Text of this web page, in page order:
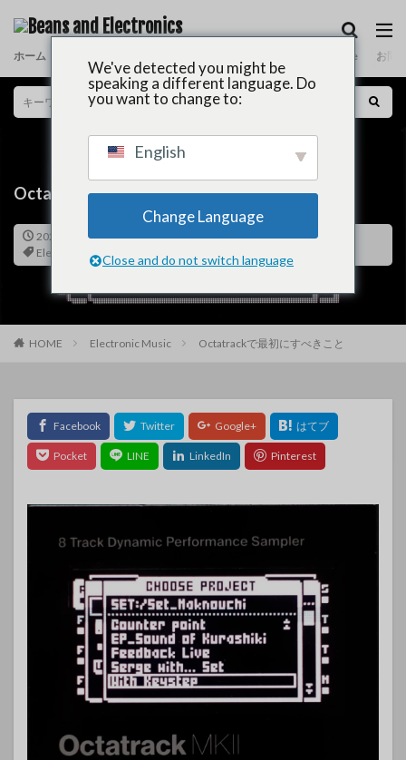
ホーム Release お問
Octatrackで最初にすべきこと
2023-10-01 2023-10-01 Electronic Music,Gears
Elektron
Octatrack 使い方 1088view
HOME Electronic Music Octatrackで最初にすべきこと
We've detected you might be
speaking a different language. Do
you want to change to:
English
Change Language
Close and do not switch language